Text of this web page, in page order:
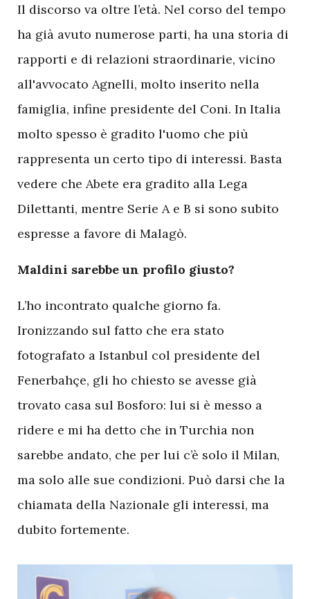
Il discorso va oltre l’età. Nel corso del tempo
ha già avuto numerose parti, ha una storia di
rapporti e di relazioni straordinarie, vicino
all'avvocato Agnelli, molto inserito nella
famiglia, infine presidente del Coni. In Italia
molto spesso è gradito l'uomo che più
rappresenta un certo tipo di interessi. Basta
vedere che Abete era gradito alla Lega
Dilettanti, mentre Serie A e B si sono subito
espresse a favore di Malagò.
Maldini sarebbe un profilo giusto?
L’ho incontrato qualche giorno fa.
Ironizzando sul fatto che era stato
fotografato a Istanbul col presidente del
Fenerbahçe, gli ho chiesto se avesse già
trovato casa sul Bosforo: lui si è messo a
ridere e mi ha detto che in Turchia non
sarebbe andato, che per lui c’è solo il Milan,
ma solo alle sue condizioni. Può darsi che la
chiamata della Nazionale gli interessi, ma
dubito fortemente.